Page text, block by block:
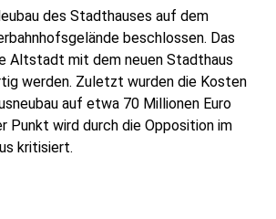
des Stadthauses auf dem
beschlossen. Das
Altstadt mit dem neuen Stadthaus
werden. Zuletzt wurden die Kosten
auf etwa 70 Millionen Euro
Punkt wird durch die Opposition im
kritisiert.